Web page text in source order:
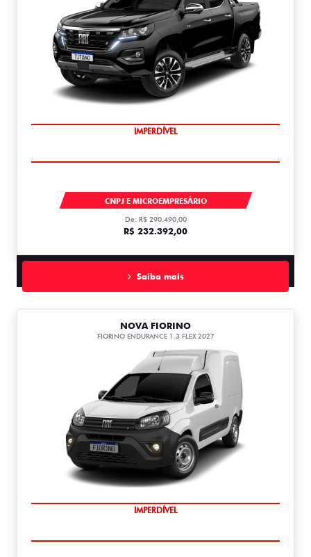
IMPERDÍVEL
CNPJ E MICROEMPRESÁRIO
De: R$ 290.490,00
R$ 232.392,00
Saiba mais
NOVA FIORINO
FIORINO ENDURANCE 1.3 FLEX 2027
IMPERDÍVEL